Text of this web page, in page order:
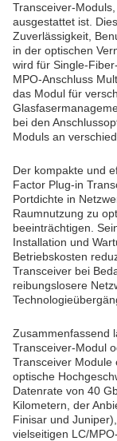
Transceiver-
ausgestattet ist.
Zuverlässigkeit,
in der optischen
wird für Single-
MPO-Anschluss
das Modul für
bei den
Moduls an
Der kompakte und
Factor Plug-in
Portdichte in
Raumnutzung zu
beeinträchtigen.
Installation und
Betriebskosten
Transceiver bei
reibungslosere
Zusammenfassend
Transceiver-Modul
Transceiver Module
optische
Datenrate von 40
Kilometern, der
Finisar und
vielseitigen LC/